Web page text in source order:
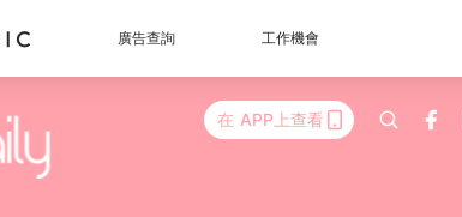
廣告查詢 工作機會
在 APP上查看